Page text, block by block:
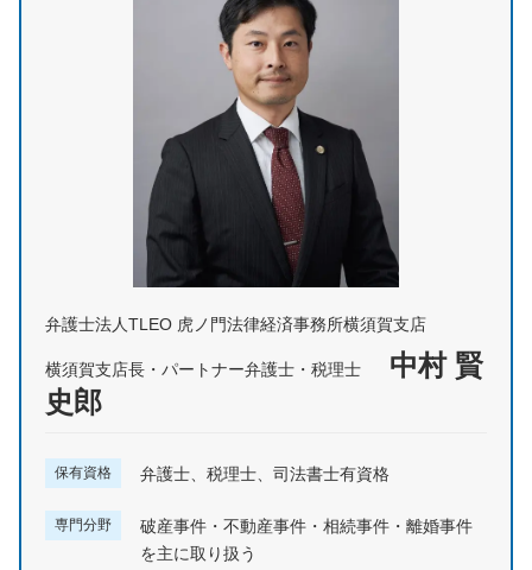
弁護士法人TLEO 虎ノ門法律経済事務所横須賀支店
横須賀支店長・パートナー弁護士・税理士
中村 賢
史郎
保有資格 弁護士、税理士、司法書士有資格
専門分野
破産事件・不動産事件・相続事件・離婚事件
を主に取り扱う